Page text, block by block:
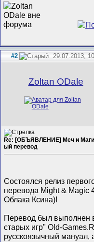
#2 29.07.2013,
Zoltan ODale
Re: [ОБЪЯВЛЕНИЕ] Меч и
ый перевод
Cостоялся релиз
перевода Might & Magic
Облака Ксина)!
Перевод был выполнен
старых игр" Old-
русскоязычный мануал,